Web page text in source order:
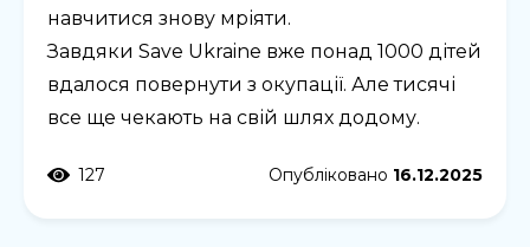
навчитися знову мріяти.
Завдяки Save Ukraine вже понад 1000 дітей
вдалося повернути з окупації. Але тисячі
все ще чекають на свій шлях додому.
127 Опубліковано 16.12.2025